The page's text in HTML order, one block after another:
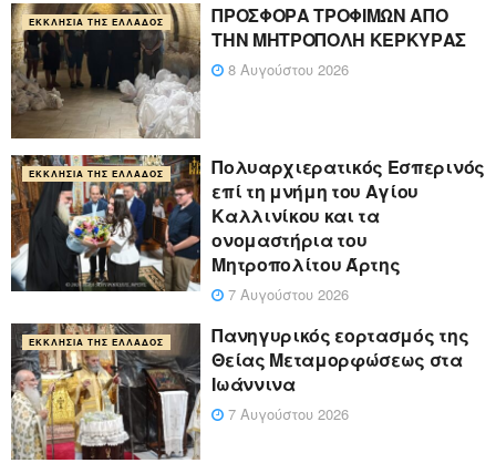
ΕΚΚΛΗΣΊΑ ΤΗΣ ΕΛΛΆΔΟΣ
ΠΡΟΣΦΟΡΑ ΤΡΟΦΙΜΩΝ ΑΠΟ
ΤΗΝ ΜΗΤΡΟΠΟΛΗ ΚΕΡΚΥΡΑΣ
8 Αυγούστου 2026
ΕΚΚΛΗΣΊΑ ΤΗΣ ΕΛΛΆΔΟΣ
Πολυαρχιερατικός Εσπερινός
επί τη μνήμη του Αγίου
Καλλινίκου και τα
ονομαστήρια του
Μητροπολίτου Άρτης
7 Αυγούστου 2026
ΕΚΚΛΗΣΊΑ ΤΗΣ ΕΛΛΆΔΟΣ
Πανηγυρικός εορτασμός της
Θείας Μεταμορφώσεως στα
Ιωάννινα
7 Αυγούστου 2026